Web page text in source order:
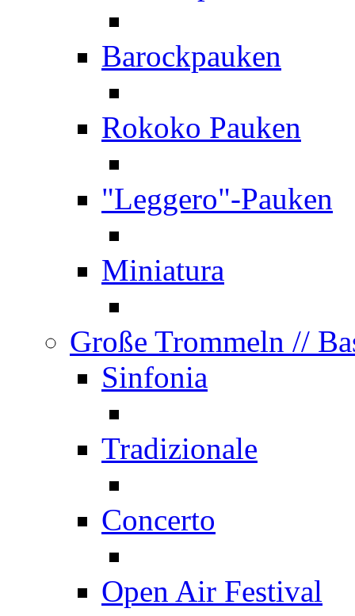
Barockpauken
Rokoko Pauken
"Leggero"-Pauken
Miniatura
Große Trommeln //
Sinfonia
Tradizionale
Concerto
Open Air Festival